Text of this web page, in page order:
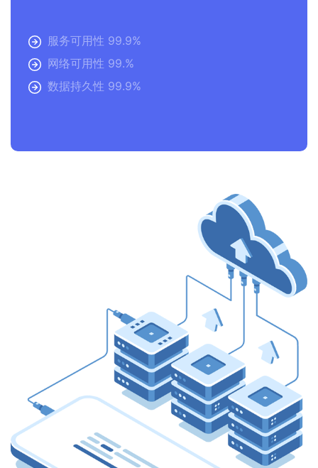
服务可用性 99.9%
网络可用性 99.%
数据持久性 99.9%